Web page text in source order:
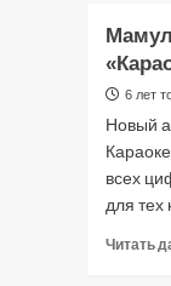
6 лет
Новый
всех
для тех
Читать